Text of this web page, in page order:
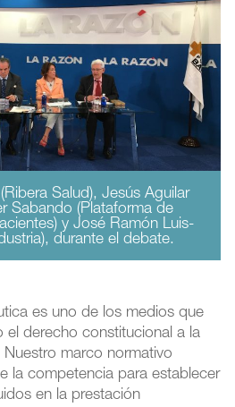
Salud), Jesús Aguilar
Sabando (Plataforma de
y José Ramón Luis-
durante el debate.
es uno de los medios que
el derecho constitucional a la
marco normativo
la competencia para establecer
en la prestación